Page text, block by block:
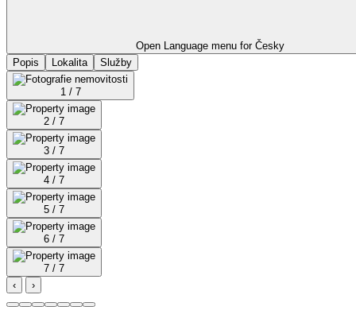
Open Language menu for Česky
Popis
Lokalita Služby
1 / 7
2 / 7
3 / 7
4 / 7
5 / 7
6 / 7
7 / 7
‹
›